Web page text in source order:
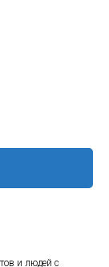
и людей с